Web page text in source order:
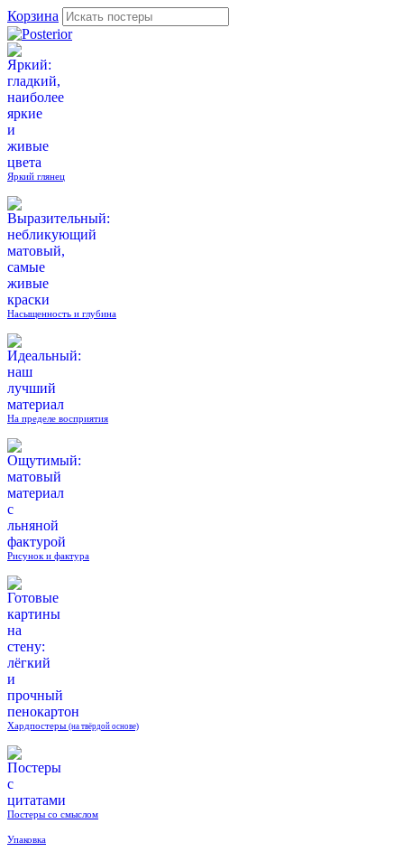
Корзина
Яркий глянец
Насыщенность и глубина
На пределе восприятия
Рисунок и фактура
Хардпостеры (на твёрдой основе)
Постеры со смыслом
Упаковка